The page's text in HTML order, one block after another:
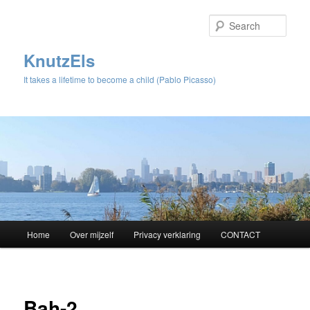
KnutzEls
It takes a lifetime to become a child (Pablo Picasso)
Skip
Home Over mijzelf Privacy verklaring CONTACT